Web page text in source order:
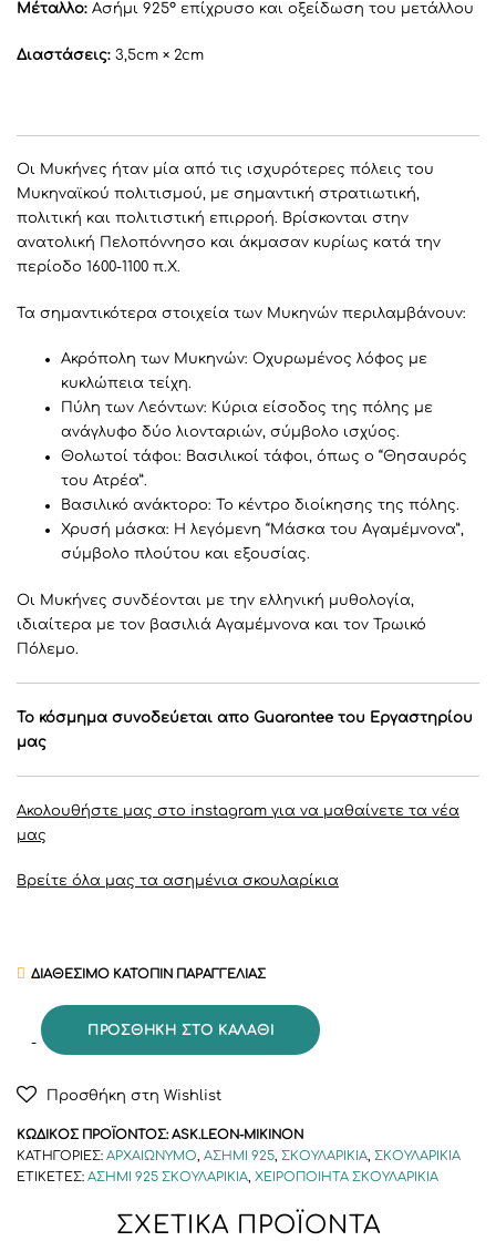
Μέταλλο: Ασήμι 925° επίχρυσο και οξείδωση του μετάλλου
Διαστάσεις: 3,5cm × 2cm
Οι Μυκήνες ήταν μία από τις ισχυρότερες πόλεις του
Μυκηναϊκού πολιτισμού, με σημαντική στρατιωτική,
πολιτική και πολιτιστική επιρροή. Βρίσκονται στην
ανατολική Πελοπόννησο και άκμασαν κυρίως κατά την
περίοδο 1600-1100 π.Χ.
Τα σημαντικότερα στοιχεία των Μυκηνών περιλαμβάνουν:
Ακρόπολη των Μυκηνών: Οχυρωμένος λόφος με
κυκλώπεια τείχη.
Πύλη των Λεόντων: Κύρια είσοδος της πόλης με
ανάγλυφο δύο λιονταριών, σύμβολο ισχύος.
Θολωτοί τάφοι: Βασιλικοί τάφοι, όπως ο “Θησαυρός
του Ατρέα”.
Βασιλικό ανάκτορο: Το κέντρο διοίκησης της πόλης.
Χρυσή μάσκα: Η λεγόμενη “Μάσκα του Αγαμέμνονα”,
σύμβολο πλούτου και εξουσίας.
Οι Μυκήνες συνδέονται με την ελληνική μυθολογία,
ιδιαίτερα με τον βασιλιά Αγαμέμνονα και τον Τρωικό
Πόλεμο.
Το κόσμημα συνοδεύεται απο Guarantee του Eργαστηρίου
μας
Ακολουθήστε μας στο instagram για να μαθαίνετε τα νέα
μας
Βρείτε όλα μας τα ασημένια σκουλαρίκια
ΔΙΑΘΈΣΙΜΟ ΚΑΤΌΠΙΝ ΠΑΡΑΓΓΕΛΊΑΣ
ΠΡΟΣΘΉΚΗ ΣΤΟ ΚΑΛΆΘΙ
Προσθήκη στη Wishlist
ΚΩΔΙΚΌΣ ΠΡΟΪΌΝΤΟΣ: ASK.LEON-MIKINON
ΚΑΤΗΓΟΡΊΕΣ: ΑΡΧΑΙΏΝΥΜΟ, ΑΣΉΜΙ 925, ΣΚΟΥΛΑΡΊΚΙΑ, ΣΚΟΥΛΑΡΊΚΙΑ
ΕΤΙΚΈΤΕΣ: ΑΣΉΜΙ 925 ΣΚΟΥΛΑΡΊΚΙΑ, ΧΕΙΡΟΠΟΊΗΤΑ ΣΚΟΥΛΑΡΊΚΙΑ
ΣΧΕΤΙΚΆ ΠΡΟΪΌΝΤΑ